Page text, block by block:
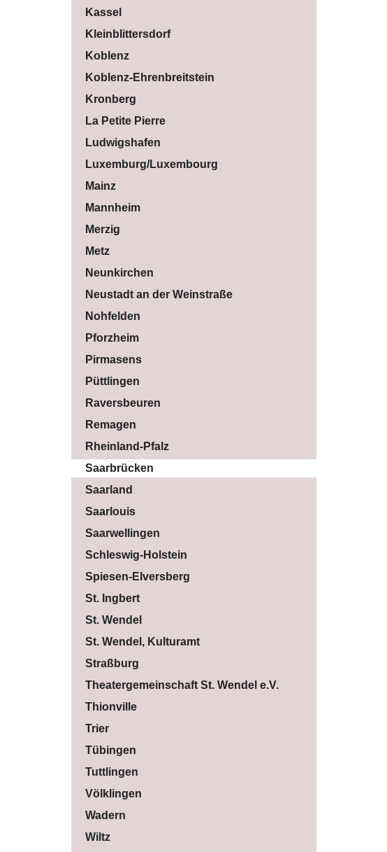
Kassel
Kleinblittersdorf
Koblenz
Koblenz-Ehrenbreitstein
Kronberg
La Petite Pierre
Ludwigshafen
Luxemburg/Luxembourg
Mainz
Mannheim
Merzig
Metz
Neunkirchen
Neustadt an der Weinstraße
Nohfelden
Pforzheim
Pirmasens
Püttlingen
Raversbeuren
Remagen
Rheinland-Pfalz
Saarbrücken
Saarland
Saarlouis
Saarwellingen
Schleswig-Holstein
Spiesen-Elversberg
St. Ingbert
St. Wendel
St. Wendel, Kulturamt
Straßburg
Theatergemeinschaft St. Wendel e.V.
Thionville
Trier
Tübingen
Tuttlingen
Völklingen
Wadern
Wiltz